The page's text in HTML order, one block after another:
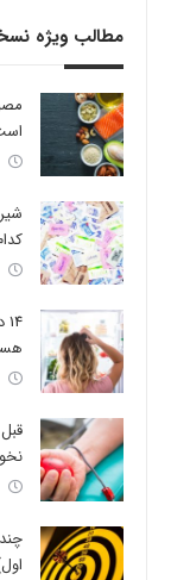
مطالب ویژه